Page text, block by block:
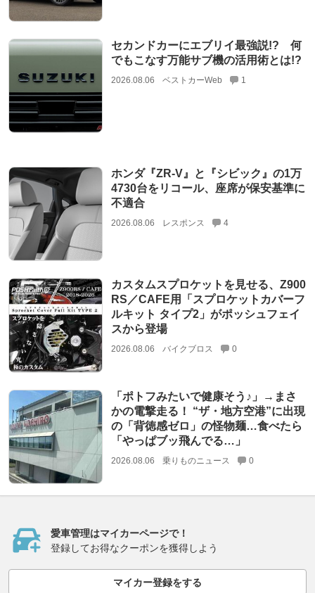
セカンドカーにエブリイ最強説!? 何
でもこなす万能サブ機の活用術とは!?
2026.08.06 ベストカーWeb 1
ホンダ『ZR-V』と『シビック』の1万
4730台をリコール、座席が保安基準に
不適合
2026.08.06 レスポンス 4
カスタムスプロケットを見せる、Z900
RS／CAFE用「スプロケットカバーフ
ルキット タイプ2」がポッシュフェイ
スから登場
2026.08.06 バイクブロス 0
「ポトフみたいで健康そう♪」→まさ
かの電撃走る！ “ザ・地方空港”に出現
の「背徳感ゼロ」の怪物麺…食べたら
「やっぱブッ飛んでる…」
2026.08.06 乗りものニュース 0
愛車管理はマイカーページで！
登録してお得なクーポンを獲得しよう
マイカー登録をする